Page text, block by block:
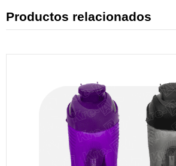
Productos relacionados